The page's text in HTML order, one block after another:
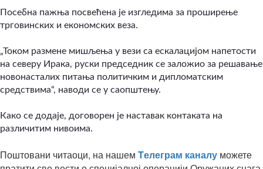
Посебна пажња посвећена је изгледима за проширење
трговинских и економских веза.
„Током размене мишљења у вези са ескалацијом напетости
на северу Ирака, руски председник се заложио за решавање
новонасталих питања политичким и дипломатским
средствима“, наводи се у саопштењу.
Како се додаје, договорен је наставак контаката на
различитим нивоима.
Поштовани читаоци, на нашем Tелеграм каналу можете